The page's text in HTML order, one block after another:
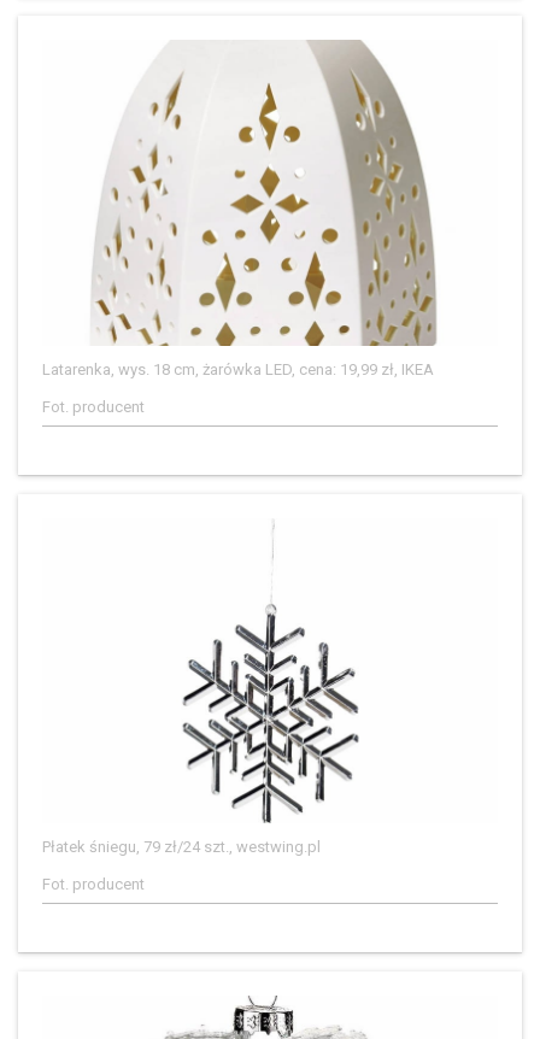
Latarenka, wys. 18 cm, żarówka LED, cena: 19,99 zł, IKEA
Fot. producent
Płatek śniegu, 79 zł/24 szt., westwing.pl
Fot. producent